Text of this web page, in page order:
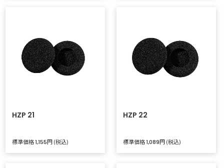
HZP 21
標準価格1,155円 (税込)
HZP 22
標準価格1,089円 (税込)